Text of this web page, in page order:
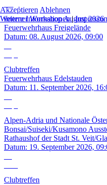
interner Workshop August 2026
Feuerwehrhaus Freigelände
Datum: 08. August 2026, 09:00
Clubtreffen
Feuerwehrhaus Edelstauden
Datum: 11. September 2026,
Alpen-Adria und Nationale
Bonsai/Suiseki/Kusamono
Rathaushof der Stadt St. Veit/
Datum: 19. September 2026,
Clubtreffen
Akzeptieren Ablehnen
Weitere Informationen|